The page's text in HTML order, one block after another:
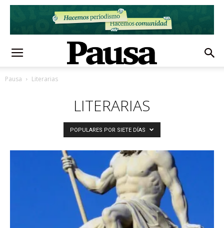
Pausa Literarias
LITERARIAS
POPULARES POR SIETE DÍAS